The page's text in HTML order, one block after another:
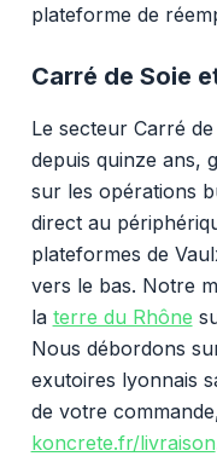
plateforme de
Carré de Soie
Le secteur Carré
depuis quinze ans,
sur les opérations
direct au
plateformes de
vers le bas. Notre
la terre du Rhône
Nous débordons
exutoires lyonnais
de votre
koncrete.fr/livraison